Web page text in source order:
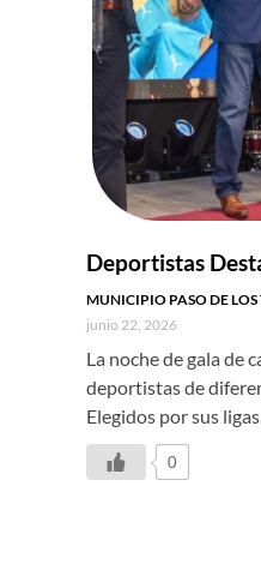
Deportistas
junio 22, 2026
MUNICIPIO PASO DE LOS
La noche de gala de
deportistas de
Elegidos por sus
0